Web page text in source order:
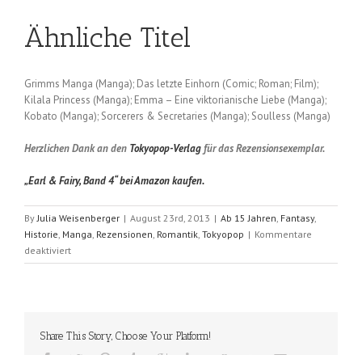
Ähnliche Titel
Grimms Manga (Manga); Das letzte Einhorn (Comic; Roman; Film);
Kilala Princess (Manga); Emma – Eine viktorianische Liebe (Manga);
Kobato (Manga); Sorcerers & Secretaries (Manga); Soulless (Manga)
Herzlichen Dank an den Tokyopop-Verlagfür das Rezensionsexemplar.
„Earl & Fairy, Band 4“ bei Amazon kaufen.
By Julia Weisenberger | August 23rd, 2013 | Ab 15 Jahren Fantasy,
Historie Manga Rezensionen Romantik Tokyopop | Kommentare
deaktiviertfür
Earl
Tani
Share This Story, Choose Your Platform!